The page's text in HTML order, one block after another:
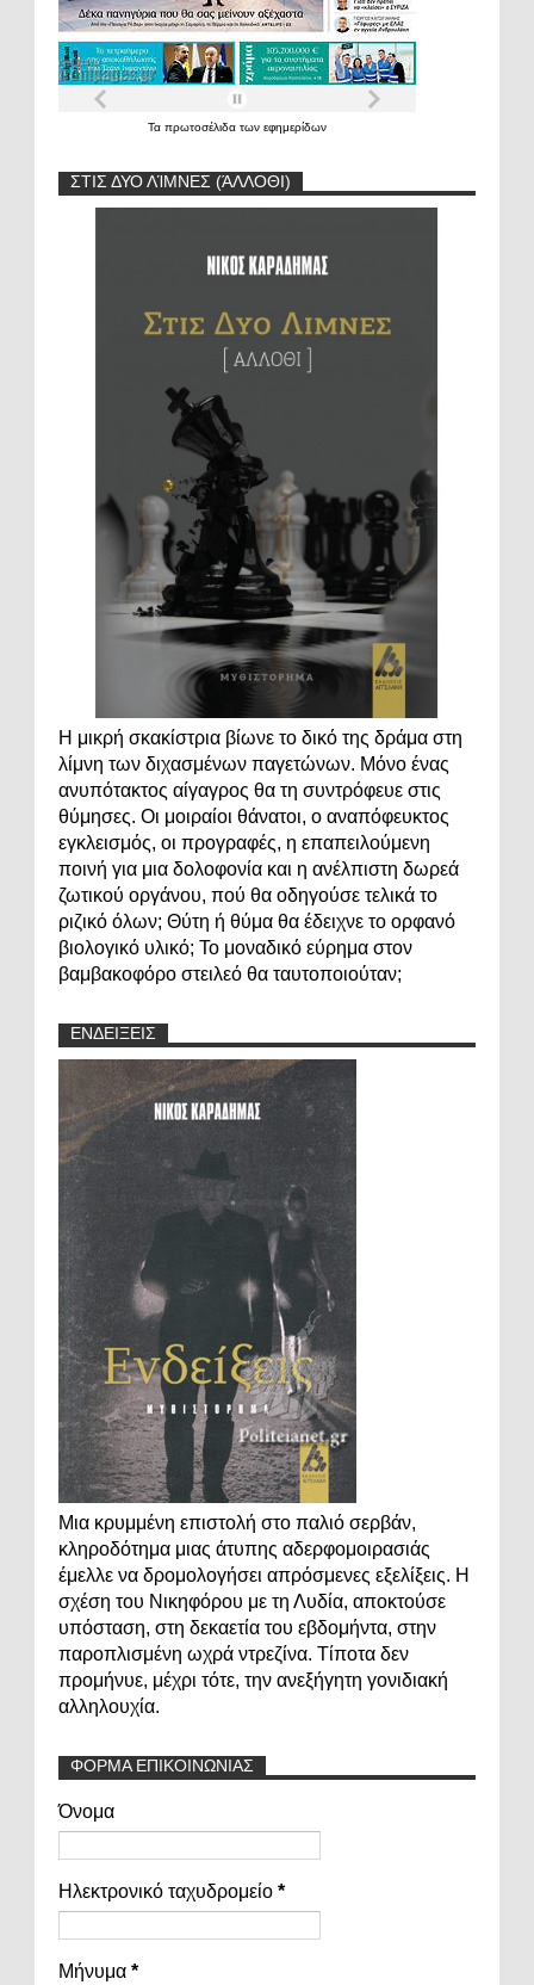
Τα πρωτοσέλιδα των εφημερίδων
ΣΤΙΣ ΔΥΟ ΛΊΜΝΕΣ (ΆΛΛΟΘΙ)
Η μικρή σκακίστρια βίωνε το δικό της δράμα στη
λίμνη των διχασμένων παγετώνων. Μόνο ένας
ανυπότακτος αίγαγρος θα τη συντρόφευε στις
θύμησες. Οι μοιραίοι θάνατοι, ο αναπόφευκτος
εγκλεισμός, οι προγραφές, η επαπειλούμενη
ποινή για μια δολοφονία και η ανέλπιστη δωρεά
ζωτικού οργάνου, πού θα οδηγούσε τελικά το
ριζικό όλων; Θύτη ή θύμα θα έδειχνε το ορφανό
βιολογικό υλικό; Το μοναδικό εύρημα στον
βαμβακοφόρο στειλεό θα ταυτοποιούταν;
ΕΝΔΕΙΞΕΙΣ
Μια κρυμμένη επιστολή στο παλιό σερβάν,
κληροδότημα μιας άτυπης αδερφομοιρασιάς
έμελλε να δρομολογήσει απρόσμενες εξελίξεις. Η
σχέση του Νικηφόρου με τη Λυδία, αποκτούσε
υπόσταση, στη δεκαετία του εβδομήντα, στην
παροπλισμένη ωχρά ντρεζίνα. Τίποτα δεν
προμήνυε, μέχρι τότε, την ανεξήγητη γονιδιακή
αλληλουχία.
ΦΟΡΜΑ ΕΠΙΚΟΙΝΩΝΙΑΣ
Όνομα
Ηλεκτρονικό ταχυδρομείο *
Μήνυμα *